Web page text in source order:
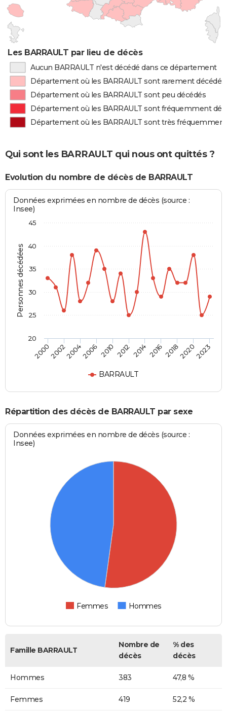
Les BARRAULT par lieu de décès
Aucun BARRAULT n'est décédé dans ce département
Département où les BARRAULT sont rarement décédés
Département où les BARRAULT sont peu décédés
Département où les BARRAULT sont fréquemment
Département où les BARRAULT sont très
Qui sont les BARRAULT qui nous ont quittés ?
Evolution du nombre de décès de BARRAULT
Personnes décédées
Données exprimées en nombre de décès (source :
Insee)
BARRAULT
2000200220042006 2010 2012 2014 2016201820202023
20
25
30
35
40
45
Répartition des décès de BARRAULT par sexe
Données exprimées en nombre de décès (source :
Insee)
Femmes Hommes
Famille BARRAULT
Nombre de
décès
% des
décès
Hommes 383 47,8 %
Femmes 419 52,2 %